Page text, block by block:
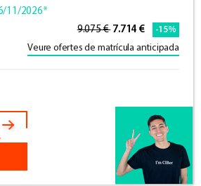
11/2026*
9.075 € 7.714 € -15%
Veure ofertes de matrícula anticipada